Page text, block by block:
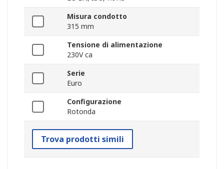
Misura condotto
315 mm
Tensione di alimentazione
230V ca
Serie
Euro
Configurazione
Rotonda
Trova prodotti simili